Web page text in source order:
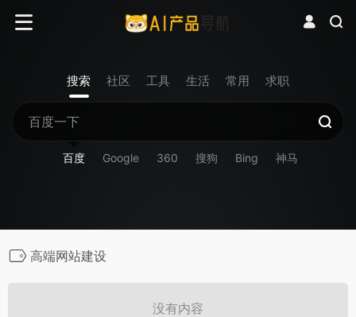
搜索 社区 工具 生活 常用 求职
百度 Google 360 搜狗 Bing 神马
高端网站建设
没有内容